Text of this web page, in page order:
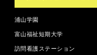
浦山学園
富山福祉短期大学
訪問看護ステーション